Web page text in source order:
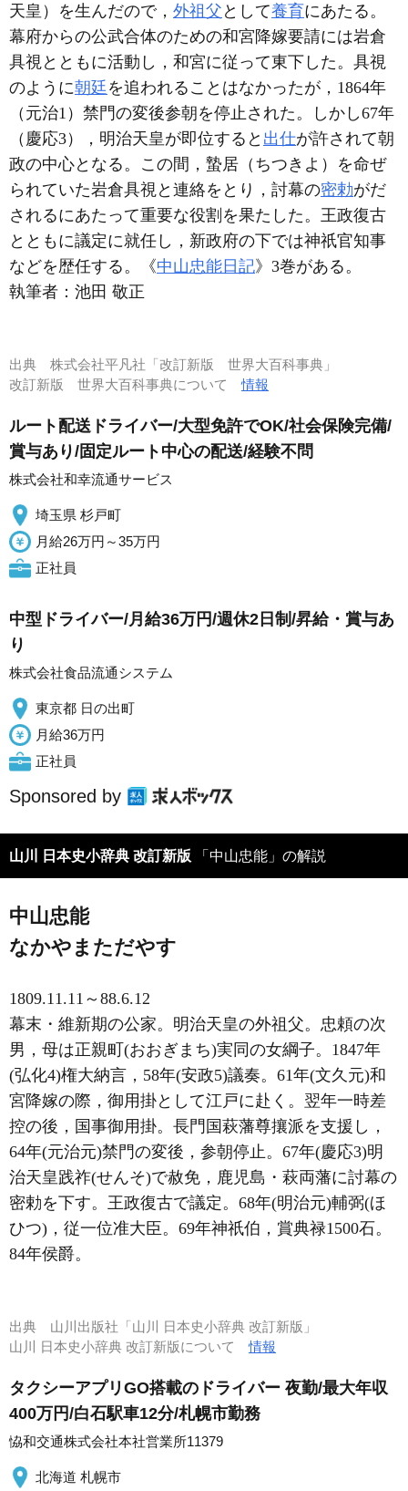
天皇）を生んだので， 外祖父 として養育にあたる。
幕府からの公武合体のための和宮降嫁要請には岩倉
具視とともに活動し，和宮に従って東下した。具視
のように朝廷 を追われることはなかったが，1864年
（元治1）禁門の変後参朝を停止された。しかし67年
（慶応3），明治天皇が即位すると 出仕が許されて朝
政の中心となる。この間，蟄居（ちつきよ）を命ぜ
られていた岩倉具視と連絡をとり，討幕の密勅がだ
されるにあたって重要な役割を果たした。王政復古
とともに議定に就任し，新政府の下では神祇官知事
などを歴任する。《中山忠能日記》3巻がある。
執筆者： 池田 敬正
出典 株式会社平凡社「改訂新版 世界大百科事典」
改訂新版 世界大百科事典について情報
ルート配送ドライバー/大型免許でOK/社会保険完備/
賞与あり/固定ルート中心の配送/経験不問
株式会社和幸流通サービス
埼玉県 杉戸町
月給26万円～35万円
正社員
中型ドライバー/月給36万円/週休2日制/昇給・賞与あ
り
株式会社食品流通システム
東京都 日の出町
月給36万円
正社員
Sponsored by
山川 日本史小辞典 改訂新版 「中山忠能」の解説
中山忠能
なかやまただやす
1809.11.11～88.6.12
幕末・維新期の公家。明治天皇の外祖父。忠頼の次
男，母は正親町(おおぎまち)実同の女綱子。1847年
(弘化4)権大納言，58年(安政5)議奏。61年(文久元)和
宮降嫁の際，御用掛として江戸に赴く。翌年一時差
控の後，国事御用掛。長門国萩藩尊攘派を支援し，
64年(元治元)禁門の変後，参朝停止。67年(慶応3)明
治天皇践祚(せんそ)で赦免，鹿児島・萩両藩に討幕の
密勅を下す。王政復古で議定。68年(明治元)輔弼(ほ
ひつ)，従一位准大臣。69年神祇伯，賞典禄1500石。
84年侯爵。
出典 山川出版社「山川 日本史小辞典 改訂新版」
山川 日本史小辞典 改訂新版について情報
タクシーアプリGO搭載のドライバー 夜勤/最大年収
400万円/白石駅車12分/札幌市勤務
恊和交通株式会社本社営業所11379
北海道 札幌市